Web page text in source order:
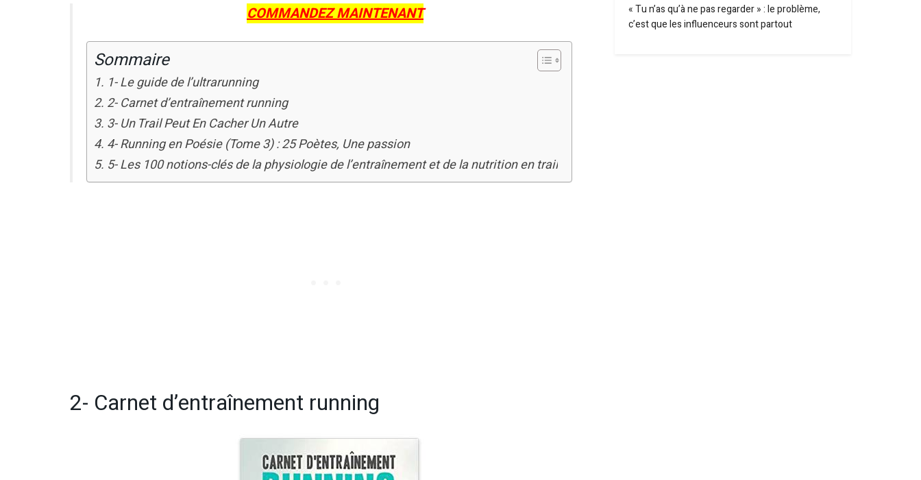
COMMANDEZ MAINTENANT
Sommaire
1- Le guide de l’ultrarunning
2- Carnet d’entraînement running
3- Un Trail Peut En Cacher Un Autre
4- Running en Poésie (Tome 3) : 25 Poètes, Une passion
5- Les 100 notions-clés de la physiologie de l’entraînement et de la nutrition en trail
2- Carnet d’entraînement running
« Tu n’as qu’à ne pas regarder » : le problème,
c’est que les influenceurs sont partout